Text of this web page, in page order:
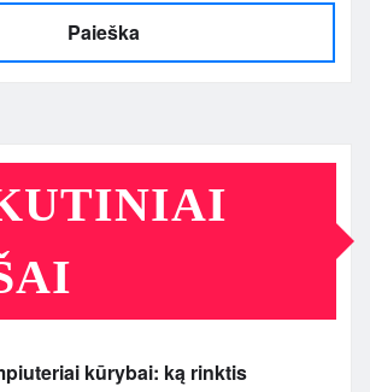
Paieška
kūrybai: ką rinktis